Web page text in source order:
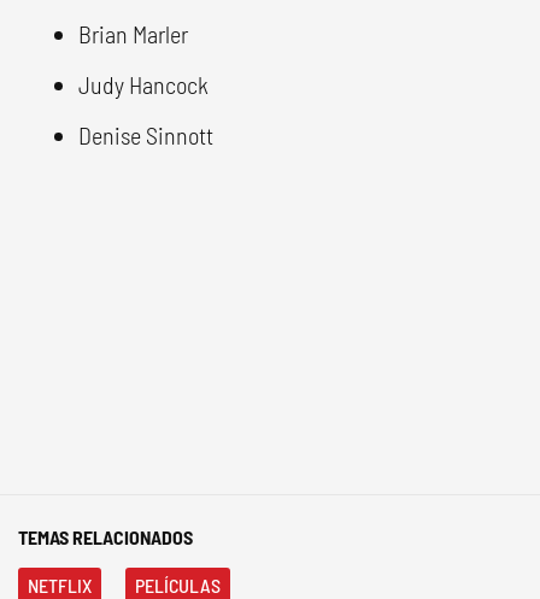
Brian Marler
Judy Hancock
Denise Sinnott
TEMAS RELACIONADOS
NETFLIX PELÍCULAS